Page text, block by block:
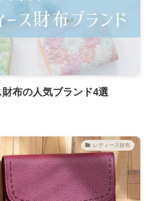
財布の人気ブランド4選
レディース財布